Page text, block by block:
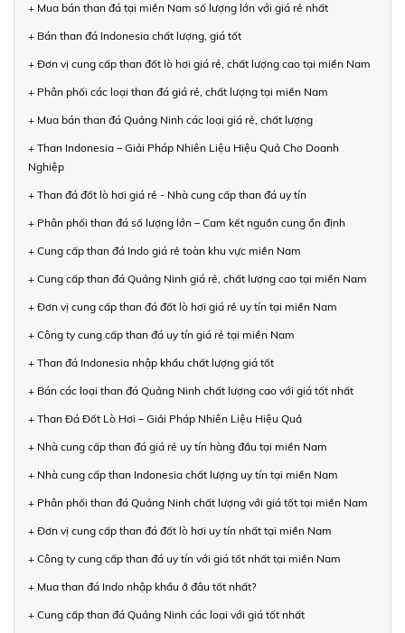
+ Mua bán than đá tại miền Nam số lượng lớn với giá rẻ nhất
+ Bán than đá Indonesia chất lượng, giá tốt
+ Đơn vị cung cấp than đốt lò hơi giá rẻ, chất lượng cao tại miền Nam
+ Phân phối các loại than đá giá rẻ, chất lượng tại miền Nam
+ Mua bán than đá Quảng Ninh các loại giá rẻ, chất lượng
+ Than Indonesia – Giải Pháp Nhiên Liệu Hiệu Quả Cho Doanh
Nghiệp
+ Than đá đốt lò hơi giá rẻ - Nhà cung cấp than đá uy tín
+ Phân phối than đá số lượng lớn – Cam kết nguồn cung ổn định
+ Cung cấp than đá Indo giá rẻ toàn khu vực miền Nam
+ Cung cấp than đá Quảng Ninh giá rẻ, chất lượng cao tại miền Nam
+ Đơn vị cung cấp than đá đốt lò hơi giá rẻ uy tín tại miền Nam
+ Công ty cung cấp than đá uy tín giá rẻ tại miền Nam
+ Than đá Indonesia nhập khẩu chất lượng giá tốt
+ Bán các loại than đá Quảng Ninh chất lượng cao với giá tốt nhất
+ Than Đá Đốt Lò Hơi – Giải Pháp Nhiên Liệu Hiệu Quả
+ Nhà cung cấp than đá giá rẻ uy tín hàng đầu tại miền Nam
+ Nhà cung cấp than Indonesia chất lượng uy tín tại miền Nam
+ Phân phối than đá Quảng Ninh chất lượng với giá tốt tại miền Nam
+ Đơn vị cung cấp than đá đốt lò hơi uy tín nhất tại miền Nam
+ Công ty cung cấp than đá uy tín với giá tốt nhất tại miền Nam
+ Mua than đá Indo nhập khẩu ở đâu tốt nhất?
+ Cung cấp than đá Quảng Ninh các loại với giá tốt nhất